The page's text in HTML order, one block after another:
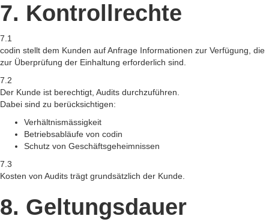
7. Kontrollrechte
7.1
codin stellt dem Kunden auf Anfrage Informationen zur Verfügung, die
zur Überprüfung der Einhaltung erforderlich sind.
7.2
Der Kunde ist berechtigt, Audits durchzuführen.
Dabei sind zu berücksichtigen:
Verhältnismässigkeit
Betriebsabläufe von codin
Schutz von Geschäftsgeheimnissen
7.3
Kosten von Audits trägt grundsätzlich der Kunde.
8. Geltungsdauer